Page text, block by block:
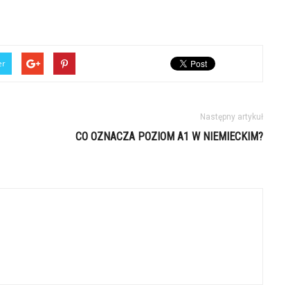
Następny artykuł
CO OZNACZA POZIOM A1 W NIEMIECKIM?